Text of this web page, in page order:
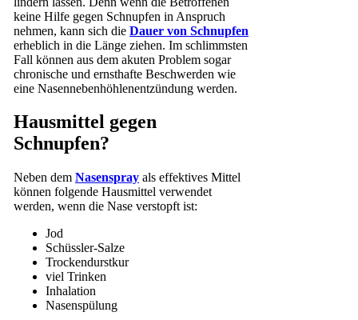
keine Hilfe gegen Schnupfen in Anspruch
nehmen, kann sich die Dauer von Schnupfen
erheblich in die Länge ziehen. Im schlimmsten
Fall können aus dem akuten Problem sogar
chronische und ernsthafte Beschwerden wie
eine Nasennebenhöhlenentzündung werden.
Hausmittel gegen
Schnupfen?
Neben dem Nasenspray als effektives Mittel
können folgende Hausmittel verwendet
werden, wenn die Nase verstopft ist:
Jod
Schüssler-Salze
Trockendurstkur
viel Trinken
Inhalation
Nasenspülung